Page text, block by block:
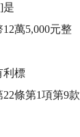
是
萬5,000元整
利標
條第1項第9款